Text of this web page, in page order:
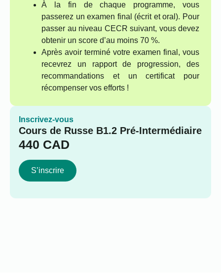
À la fin de chaque programme, vous
passerez un examen final (écrit et oral). Pour
passer au niveau CECR suivant, vous devez
obtenir un score d’au moins 70 %.
Après avoir terminé votre examen final, vous
recevrez un rapport de progression, des
recommandations et un certificat pour
récompenser vos efforts !
Inscrivez-vous
Cours de Russe B1.2 Pré-Intermédiaire
440 CAD
S’inscrire